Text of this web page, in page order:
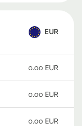
EUR
၀.၀၀ EUR
၀.၀၀ EUR
၀.၀၀ EUR